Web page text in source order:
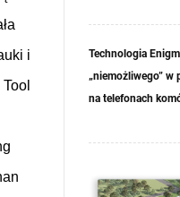
i
Technologia
„niemożliwego” w
na telefonach